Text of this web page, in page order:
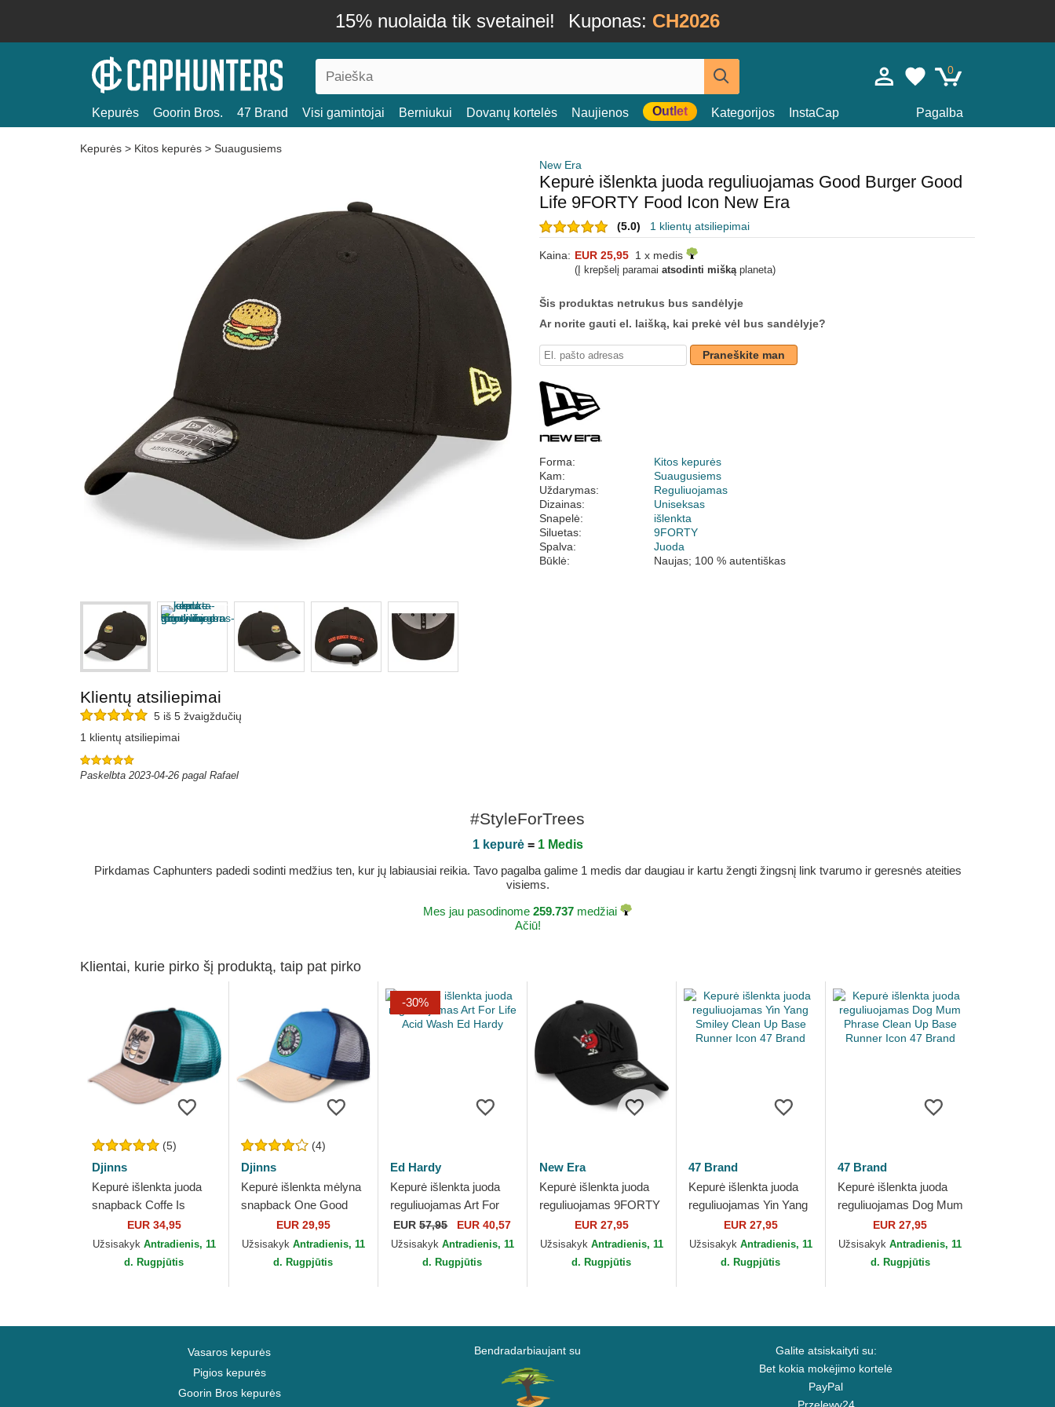
15% nuolaida tik svetainei! Kuponas: CH2026
0
Kepurės Goorin Bros. 47 Brand Visi gamintojai Berniukui Dovanų kortelės Naujienos Outlet Kategorijos InstaCap Pagalba
Kepurės > Kitos kepurės > Suaugusiems
New Era
Kepurė išlenkta juoda reguliuojamas Good Burger Good
Life 9FORTY Food Icon New Era
(5.0) 1 klientų atsiliepimai
Kaina: EUR 25,95 1 x medis
(Į krepšelį paramai atsodinti miškąplaneta)
Šis produktas netrukus bus sandėlyje
Ar norite gauti el. laišką, kai prekė vėl bus sandėlyje?
Praneškite man
Forma:
Kitos kepurės
Kam:
Suaugusiems
Uždarymas:
Reguliuojamas
Dizainas:
Uniseksas
Snapelė:
išlenkta
Siluetas:
9FORTY
Spalva:
Juoda
Būklė:
Naujas; 100 % autentiškas
Klientų atsiliepimai
5 iš 5 žvaigždučių
1 klientų atsiliepimai
Paskelbta 2023-04-26 pagal Rafael
#StyleForTrees
1 kepurė= 1 Medis
Pirkdamas Caphunters padedi sodinti medžius ten, kur jų labiausiai reikia. Tavo pagalba galime 1 medis dar daugiau ir kartu žengti žingsnį link tvarumo ir geresnės ateities
visiems.
Mes jau pasodinome 259.737 medžiai
Ačiū!
Klientai, kurie pirko šį produktą, taip pat pirko
(5)
Djinns
Kepurė išlenkta juoda
snapback Coffe Is
Always A Good Idea
HFT Food Djinns
EUR 34,95
Užsisakyk Antradienis, 11
d. Rugpjūtis
(4)
Djinns
Kepurė išlenkta mėlyna
snapback One Good
Seed HFT Food Djinns
EUR 29,95
Užsisakyk Antradienis, 11
d. Rugpjūtis
-30%
Ed Hardy
Kepurė išlenkta juoda
reguliuojamas Art For
Life Acid Wash Ed
Hardy
EUR57,95 EUR 40,57
Užsisakyk Antradienis, 11
d. Rugpjūtis
New Era
Kepurė išlenkta juoda
reguliuojamas 9FORTY
Tonal Icon New York
Yankees MLB New Era
EUR 27,95
Užsisakyk Antradienis, 11
d. Rugpjūtis
47 Brand
Kepurė išlenkta juoda
reguliuojamas Yin Yang
Smiley Clean Up Base
Runner Icon 47 Brand
EUR 27,95
Užsisakyk Antradienis, 11
d. Rugpjūtis
47 Brand
Kepurė išlenkta juoda
reguliuojamas Dog Mum
Phrase Clean Up Base
Runner Icon 47 Brand
EUR 27,95
UžsisakykAntradienis, 11
d. Rugpjūtis
Vasaros kepurės
Pigios kepurės
Goorin Bros kepurės
Bendradarbiaujant su
Galite atsiskaityti su:
Bet kokia mokėjimo kortelė
PayPal